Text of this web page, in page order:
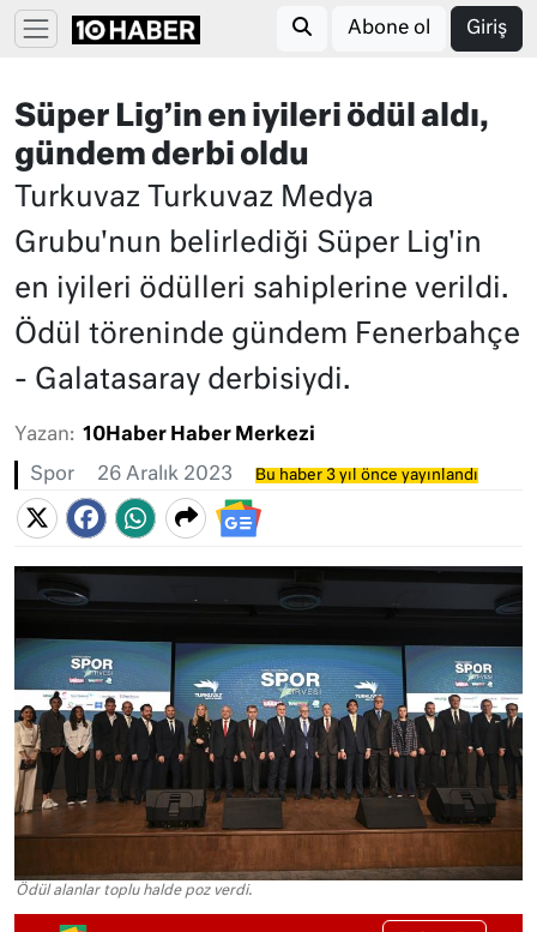
Abone ol Giriş
Süper Lig’in en iyileri ödül aldı,
gündem derbi oldu
Turkuvaz Turkuvaz Medya
Grubu'nun belirlediği Süper Lig'in
en iyileri ödülleri sahiplerine verildi.
Ödül töreninde gündem Fenerbahçe
- Galatasaray derbisiydi.
Yazan: 10Haber Haber Merkezi
Spor 26 Aralık 2023 Bu haber 3 yıl önce yayınlandı
Ödül alanlar toplu halde poz verdi.